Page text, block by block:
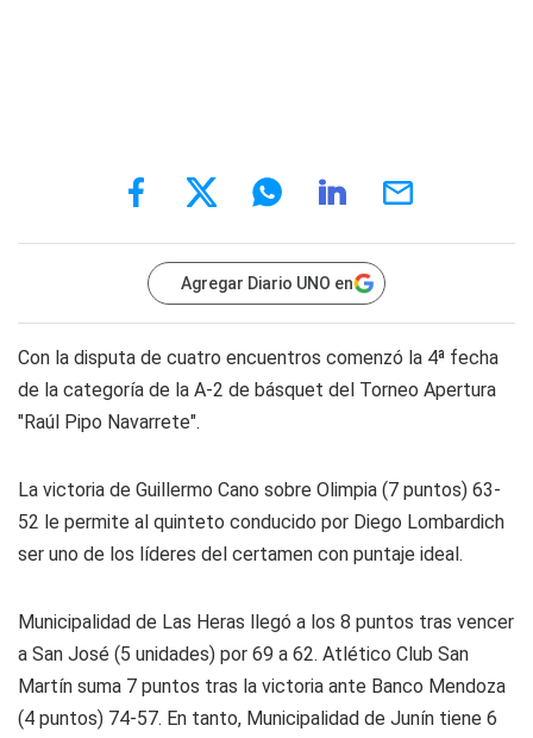
Agregar Diario UNO en
Con la disputa de cuatro encuentros comenzó la 4ª fecha
de la categoría de la A-2 de básquet del Torneo Apertura
"Raúl Pipo Navarrete".
La victoria de Guillermo Cano sobre Olimpia (7 puntos) 63-
52 le permite al quinteto conducido por Diego Lombardich
ser uno de los líderes del certamen con puntaje ideal.
Municipalidad de Las Heras llegó a los 8 puntos tras vencer
a San José (5 unidades) por 69 a 62. Atlético Club San
Martín suma 7 puntos tras la victoria ante Banco Mendoza
(4 puntos) 74-57. En tanto, Municipalidad de Junín tiene 6